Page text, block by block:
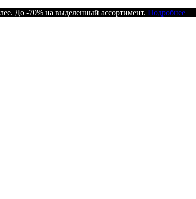
До -70% на выделенный ассортимент. Подробнее